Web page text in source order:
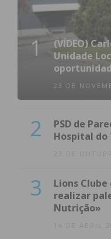
1
(VÍDEO)
Unidade
23 DE
2
PSD de
Hospital do
23 DE
3
Lions Clube
realizar
Nutrição»
14 DE ABRIL